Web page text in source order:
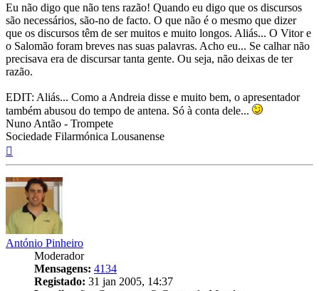
Eu não digo que não tens razão! Quando eu digo que os discursos
são necessários, são-no de facto. O que não é o mesmo que dizer
que os discursos têm de ser muitos e muito longos. Aliás... O Vitor e
o Salomão foram breves nas suas palavras. Acho eu... Se calhar não
precisava era de discursar tanta gente. Ou seja, não deixas de ter
razão.
EDIT: Aliás... Como a Andreia disse e muito bem, o apresentador
também abusou do tempo de antena. Só à conta dele...
Nuno Antão - Trompete
Sociedade Filarmónica Lousanense
António Pinheiro
Moderador
Mensagens: 4134
Registado: 31 jan 2005, 14:37